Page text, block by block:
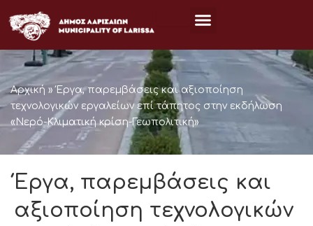
στο
περιεχόμενο
Αρχική » Έργα, παρεμβάσεις και αξιοποίηση
τεχνολογικών εργαλείων επί τάπητος στην εκδήλωση
«Νερό-Κλιματική κρίση-Γεωπολιτική»
Έργα, παρεμβάσεις και
αξιοποίηση τεχνολογικών